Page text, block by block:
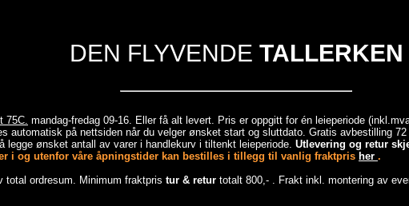
DEN FLYVENDE TALLERKEN
75C. mandag-fredag 09-16. Eller få alt levert. Pris er oppgitt for én leieperiode
automatisk på nettsiden når du velger ønsket start og sluttdato. Gratis avbestilling
legge ønsket antall av varer i handlekurv i tiltenkt leieperiode. Utlevering og retur
i og utenfor våre åpningstider kan bestilles i tillegg til vanlig fraktpris her .
total ordresum. Minimum fraktpris tur & retur totalt 800,- . Frakt inkl. montering av